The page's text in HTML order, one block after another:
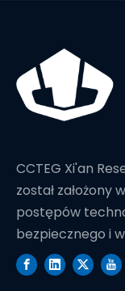
CCTEG Xi'an
został założony
postępów
bezpiecznego i